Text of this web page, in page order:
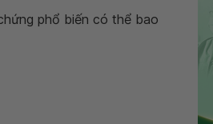
phổ biến có thể bao